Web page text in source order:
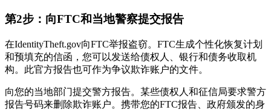
第2步：向FTC和当地警察提交报告
在IdentityTheft.gov向FTC举报盗窃。FTC生成个性化恢复计划
和预填充的信函，您可以发送给债权人、银行和债务收取机
构。此官方报告也可作为争议欺诈账户的文件。
向您的当地部门提交警方报告。某些债权人和征信局要求警方
报告号码来删除欺诈账户。携带您的FTC报告、政府颁发的身